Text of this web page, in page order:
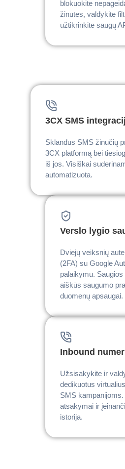
blokuokite
žinutes, valdykite
užtikrinkite saugų
3CX SMS
Sklandus SMS žinučių
3CX platformą bei
iš jos. Visiškai
automatizuota.
Verslo lygio
Dviejų veiksnių
(2FA) su Google
palaikymu.
aiškūs saugumo
duomenų apsaugai.
Inbound
Užsisakykite ir
dedikuotus
SMS kampanijoms.
atsakymai ir
istorija.